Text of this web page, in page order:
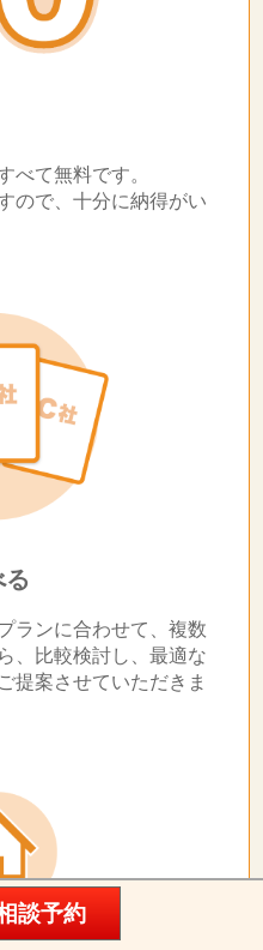
べて無料です。
ので、十分に納得がい
ランに合わせて、複数
、比較検討し、最適な
提案させていただきま
談予約